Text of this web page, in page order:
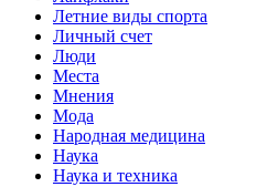
Летние виды спорта
Личный счет
Люди
Места
Мнения
Мода
Народная медицина
Наука
Наука и техника